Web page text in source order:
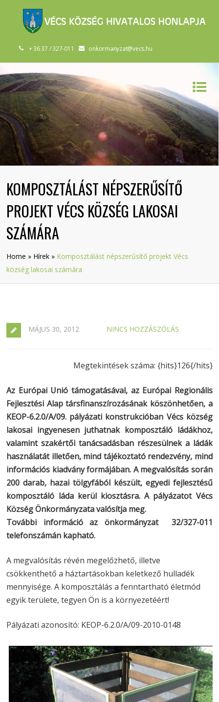
+ 36 37 / 327-011 onkormanyzat@vecs.hu
KOMPOSZTÁLÁST NÉPSZERŰSÍTŐ
PROJEKT VÉCS KÖZSÉG LAKOSAI
SZÁMÁRA
Home » Hírek » Komposztálást népszerűsítő projekt Vécs
község lakosai számára
MÁJUS 30, 2012 NINCS HOZZÁSZÓLÁS
Megtekintések száma: {hits}126{/hits}
Az Európai Unió támogatásával, az Európai Regionális
Fejlesztési Alap társfinanszírozásának köszönhetően, a
KEOP-6.2.0/A/09. pályázati konstrukcióban Vécs község
lakosai ingyenesen juthatnak komposztáló ládákhoz,
valamint szakértői tanácsadásban részesülnek a ládák
használatát illetően, mind tájékoztató rendezvény, mind
információs kiadvány formájában. A megvalósítás során
200 darab, hazai tölgyfából készült, egyedi fejlesztésű
komposztáló láda kerül kiosztásra. A pályázatot Vécs
Község Önkormányzata valósítja meg.
További információ az önkormányzat 32/327-011
telefonszámán kapható.
A megvalósítás révén megelőzhető, illetve
csökkenthető a háztartásokban keletkező hulladék
mennyisége. A komposztálás a fenntartható életmód
egyik területe, tegyen Ön is a környezetéért!
Pályázati azonosító: KEOP-6.2.0/A/09-2010-0148